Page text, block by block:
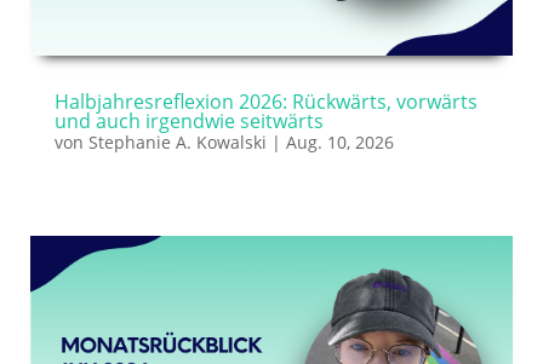
Halbjahresreflexion 2026: Rückwärts, vorwärts
und auch irgendwie seitwärts
von Stephanie A. Kowalski | Aug. 10, 2026